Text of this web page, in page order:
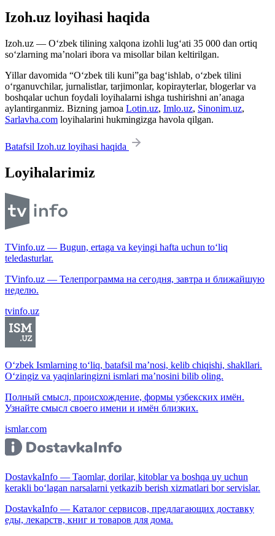
Izoh.uz loyihasi haqida
Izoh.uz — O‘zbek tilining xalqona izohli lug‘ati 35 000 dan ortiq
so‘zlarning ma’nolari ibora va misollar bilan keltirilgan.
Yillar davomida “O‘zbek tili kuni”ga bag‘ishlab, o‘zbek tilini
o‘rganuvchilar, jurnalistlar, tarjimonlar, kopirayterlar, blogerlar va
boshqalar uchun foydali loyihalarni ishga tushirishni an’anaga
aylantirganmiz. Bizning jamoa Lotin.uz, Imlo.uz, Sinonim.uz,
Sarlavha.com loyihalarini hukmingizga havola qilgan.
Batafsil Izoh.uz loyihasi haqida
Loyihalarimiz
TVinfo.uz — Bugun, ertaga va keyingi hafta uchun to‘liq
teledasturlar.
TVinfo.uz — Телепрограмма на сегодня, завтра и ближайшую
неделю.
tvinfo.uz
O‘zbek Ismlarning to‘liq, batafsil ma’nosi, kelib chiqishi, shakllari.
O‘zingiz va yaqinlaringizni ismlari ma’nosini bilib oling.
Полный смысл, происхождение, формы узбекских имён.
Узнайте смысл своего имени и имён близких.
ismlar.com
DostavkaInfo — Taomlar, dorilar, kitoblar va boshqa uy uchun
kerakli bo‘lagan narsalarni yetkazib berish xizmatlari bor servislar.
DostavkaInfo — Каталог сервисов, предлагающих доставку
еды, лекарств, книг и товаров для дома.